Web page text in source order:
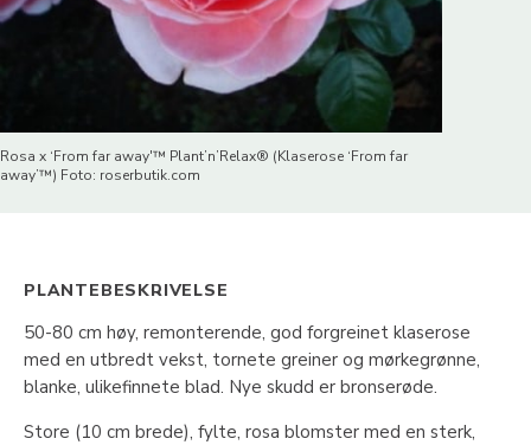
Rosa x ‘From far away'™ Plant’n’Relax® (Klaserose ‘From far
away’™) Foto: roserbutik.com
PLANTEBESKRIVELSE
50-80 cm høy, remonterende, god forgreinet klaserose
med en utbredt vekst, tornete greiner og mørkegrønne,
blanke, ulikefinnete blad. Nye skudd er bronserøde.
Store (10 cm brede), fylte, rosa blomster med en sterk,